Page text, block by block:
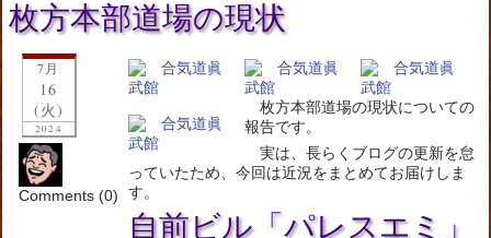
枚方本部道場の現状
7月
16
(火)
2024
Comments (0)
枚方本部道場の現状についての
報告です。
実は、長らくブログの更新を怠
っていたため、今回は近況をまとめてお届けしま
す。
自前ビル「パレスエミ」